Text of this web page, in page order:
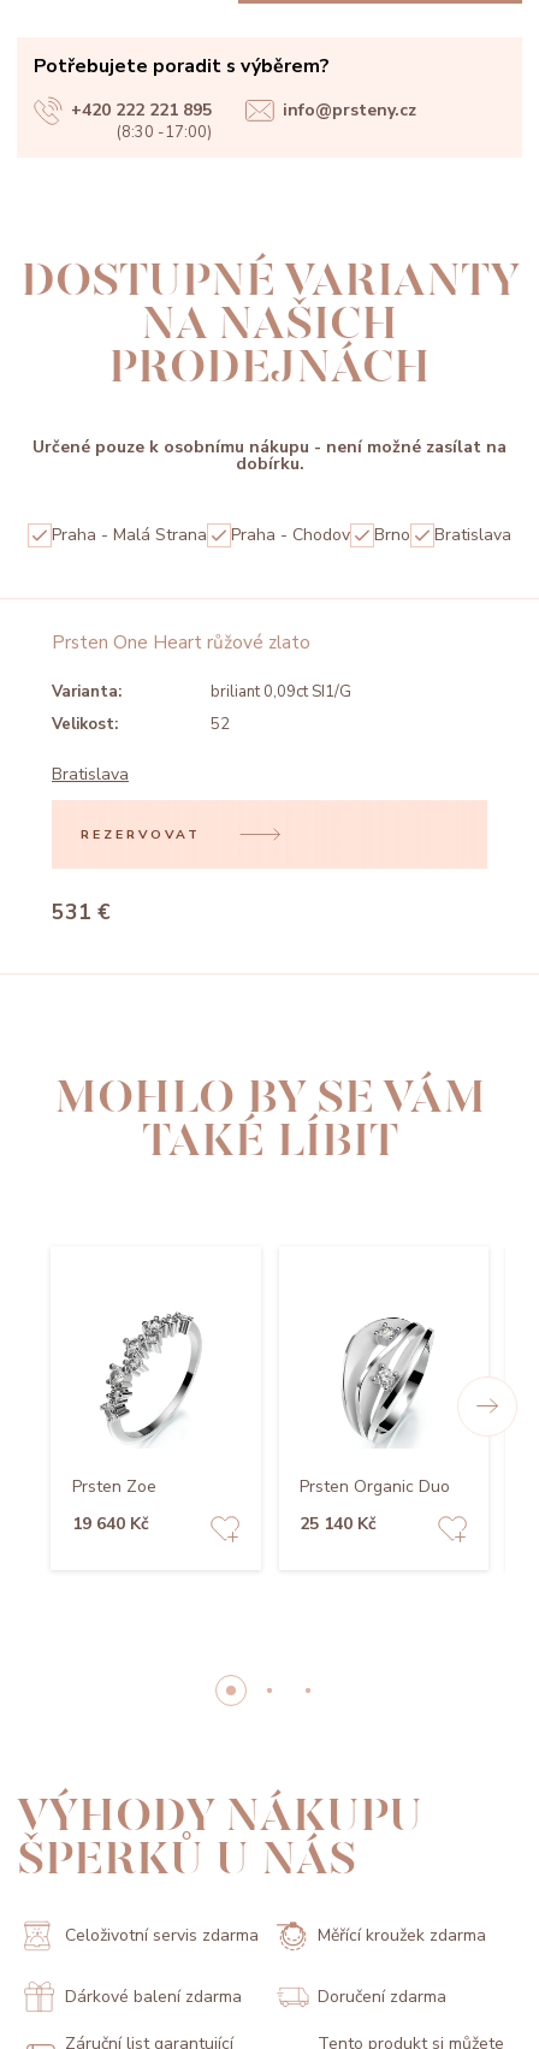
Potřebujete poradit s výběrem?
+420 222 221 895
(8:30 -17:00)
info@prsteny.cz
DOSTUPNÉ VARIANTY
NA NAŠICH
PRODEJNÁCH
Určené pouze k osobnímu nákupu - není možné zasílat na
dobírku.
Praha - Malá Strana Praha - Chodov Brno Bratislava
Prsten One Heart růžové zlato
Varianta:
briliant 0,09ct SI1/G
Velikost:
52
Bratislava
REZERVOVAT
531 €
MOHLO BY SE VÁM
TAKÉ LÍBIT
Prsten Zoe
19 640 Kč
Prsten Organic Duo
25 140 Kč
VÝHODY NÁKUPU
ŠPERKŮ U NÁS
Celoživotní servis zdarma Měřící kroužek zdarma
Dárkové balení zdarma Doručení zdarma
Záruční list garantující Tento produkt si můžete